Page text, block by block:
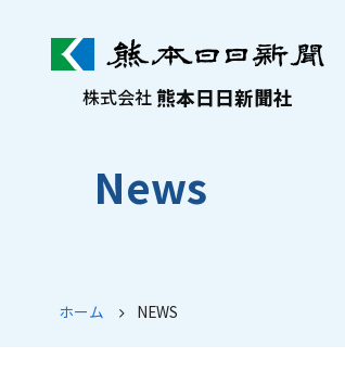
株式会社熊本日日新聞社
News
ホーム NEWS